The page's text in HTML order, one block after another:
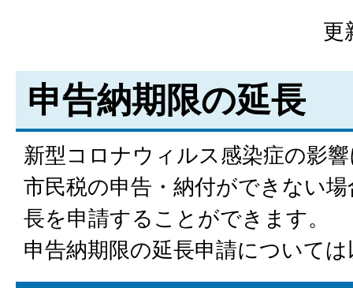
更
申告納期限の延長
新型コロナウィルス感染症の影
市民税の申告・納付ができない
長を申請することができます。
申告納期限の延長申請について